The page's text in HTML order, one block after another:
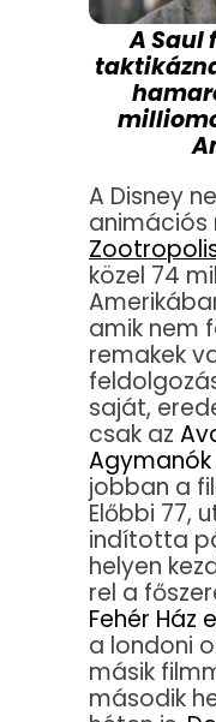
A Saul
A Disney
animációs
közel 74
amik nem
remakek
saját,
csak az
Agymanók
jobban a
Előbbi 77,
indította
helyen
rel a
Fehér Ház
a londoni
másik
második